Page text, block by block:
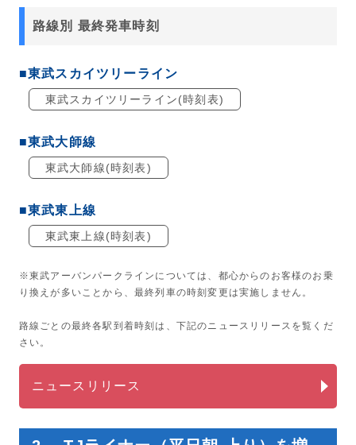
路線別 最終発車時刻
■東武スカイツリーライン
東武スカイツリーライン(時刻表)
■東武大師線
東武大師線(時刻表)
■東武東上線
東武東上線(時刻表)
※東武アーバンパークラインについては、都心からのお客様のお乗
り換えが多いことから、最終列車の時刻変更は実施しません。
路線ごとの最終各駅到着時刻は、下記のニュースリリースを覧くだ
さい。
ニュースリリース